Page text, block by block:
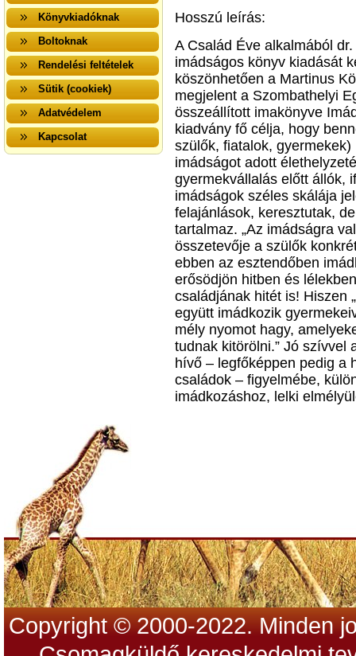
Könyvkiadóknak
Boltoknak
Rendelési feltételek
Sütik (cookiek)
Adatvédelem
Kapcsolat
Hosszú leírás:
A Család Éve alkalmából
imádságos könyv kiadását
köszönhetően a Martinus
megjelent a Szombathelyi
összeállított imakönyve
kiadvány fő célja, hogy
szülők, fiatalok,
imádságot adott
gyermekvállalás előtt állók,
imádságok széles skálája
felajánlások, keresztutak,
tartalmaz. „Az imádságra
összetevője a szülők
ebben az esztendőben
erősödjön hitben és
családjának hitét is! Hiszen
együtt imádkozik
mély nyomot hagy,
tudnak kitörölni.” Jó szívvel
hívő – legfőképpen pedig a
családok – figyelmébe,
imádkozáshoz, lelki
Copyright © 2000-2022. Minden